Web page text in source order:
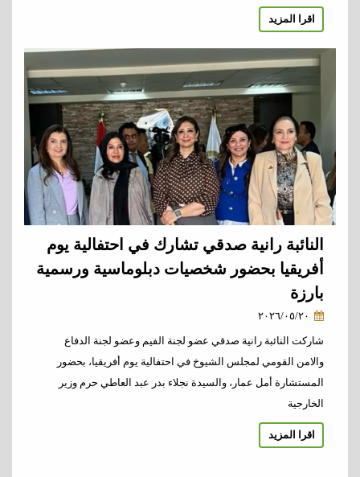
اقرا المزيد
النائبة رانية صدقي تشارك في احتفالية يوم
أفريقيا بحضور شخصيات دبلوماسية ورسمية
بارزة
شاركت النائبة رانية صدقي عضو لجنة الفيم وعضو لجنة الدفاع
والامن القومي لمجلس الشيوخ في احتفالية يوم أفريقيا، بحضور
المستشارة أمل عمار، والسيدة نجلاء بدر عبد العاطي حرم وزير
الخارجية
اقرا المزيد